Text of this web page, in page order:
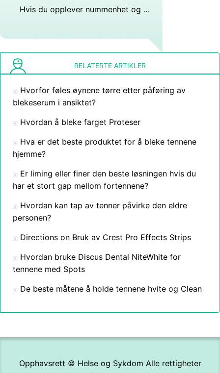
Hvis du opplever nummenhet og hevelse på kinnet etter en molar ekstraksjon, når vil tykkelsen forsvinne før neste tannlegebesøk?
RELATERTE ARTIKLER
Hvorfor føles øynene tørre etter påføring av
blekeserum i ansiktet?
Hvordan å bleke farget Proteser
Hva er det beste produktet for å bleke tennene
hjemme?
Er liming eller finer den beste løsningen hvis du
har et stort gap mellom fortennene?
Hvordan kan tap av tenner påvirke den eldre
personen?
Directions on Bruk av Crest Pro Effects Strips
Hvordan bruke Discus Dental NiteWhite for
tennene med Spots
De beste måtene å holde tennene hvite og Clean
Opphavsrett © Helse og Sykdom Alle rettigheter